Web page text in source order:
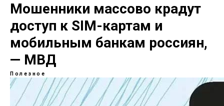
Мошенники массово крадут
доступ к SIM-картам и
мобильным банкам россиян,
— МВД
Полезное